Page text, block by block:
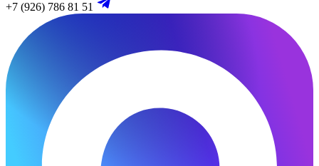
+7 (926) 786 81 51